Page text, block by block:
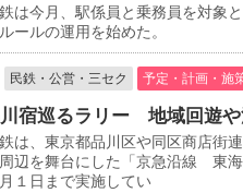
は今月、駅係員と乗務員を対象
ールの運用を始めた。
民鉄・公営・三セク 予定・計画・施
宿巡るラリー 地域回遊や
は、東京都品川区や同区商店街
辺を舞台にした「京急沿線 東
１日まで実施してい